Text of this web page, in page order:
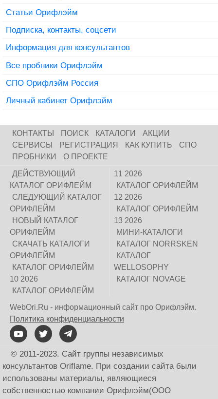
Статьи Орифлэйм
Подписка, контакты, соцсети
Информация для консультантов
Все пробники Орифлэйм
СПО Орифлэйм Россия
Личный кабинет Орифлэйм
КОНТАКТЫ ПОИСК КАТАЛОГИ
АКЦИИ
СЕРВИСЫ
РЕГИСТРАЦИЯ КАК КУПИТЬ
СПО
ПРОБНИКИ
О ПРОЕКТЕ
ДЕЙСТВУЮЩИЙ
КАТАЛОГ ОРИФЛЕЙМ
СЛЕДУЮЩИЙ КАТАЛОГ
ОРИФЛЕЙМ
НОВЫЙ КАТАЛОГ
ОРИФЛЕЙМ
СКАЧАТЬ КАТАЛОГИ
ОРИФЛЕЙМ
КАТАЛОГ ОРИФЛЕЙМ
10 2026
КАТАЛОГ ОРИФЛЕЙМ
11 2026
КАТАЛОГ ОРИФЛЕЙМ
12 2026
КАТАЛОГ ОРИФЛЕЙМ
13 2026
МИНИ-КАТАЛОГИ
КАТАЛОГ NORRSKEN
КАТАЛОГ
WELLOSOPHY
КАТАЛОГ NOVAGE
WebOri.Ru - информационный сайт про Орифлэйм.
Политика конфиденциальности
© 2011-2023. Сайт группы независимых
консультантов Oriflame. При создании сайта были
использованы материалы, являющиеся
собственностью компании Орифлэйм(ООО